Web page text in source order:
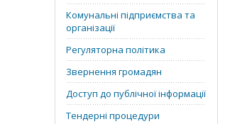
Комунальні підприємства та
організації
Регуляторна політика
Звернення громадян
Доступ до публічної інформації
Тендерні процедури